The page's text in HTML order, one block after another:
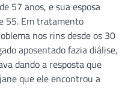
57 anos, e sua esposa
55. Em tratamento
nos rins desde os 30
aposentado fazia diálise,
dando a resposta que
que ele encontrou a